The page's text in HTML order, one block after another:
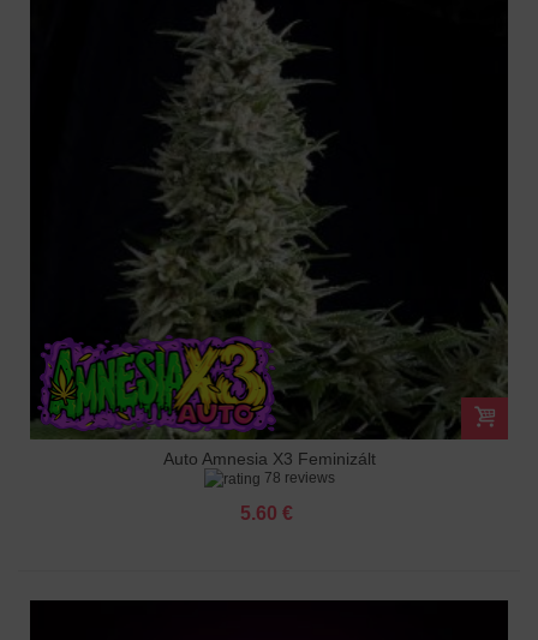
Auto Amnesia X3 Feminizált
78 reviews
5.60 €